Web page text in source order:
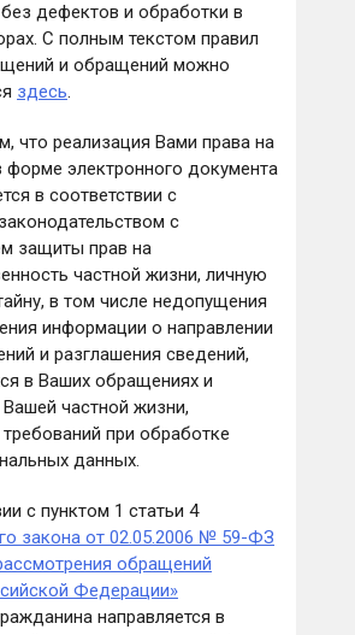
дефектов и обработки в
С полным текстом правил
и обращений можно
здесь.
что реализация Вами права на
электронного документа
в соответствии с
с
защиты прав на
частной жизни, личную
в том числе недопущения
информации о направлении
и разглашения сведений,
в Ваших обращениях и
частной жизни,
при обработке
данных.
с пунктом 1 статьи 4
закона от 02.05.2006 № 59-ФЗ
обращений
Федерации»
направляется в